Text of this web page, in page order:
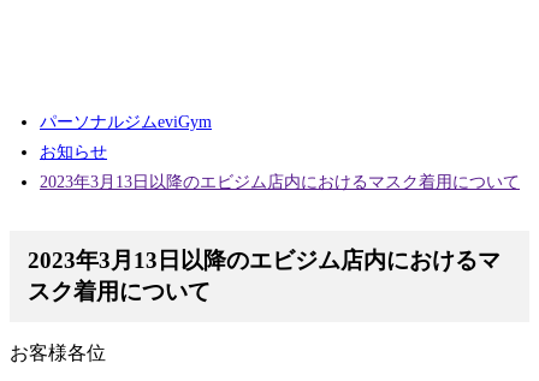
パーソナルジムeviGym
お知らせ
2023年3月13日以降のエビジム店内におけるマスク着用について
2023年3月13日以降のエビジム店内におけるマ
スク着用について
お客様各位